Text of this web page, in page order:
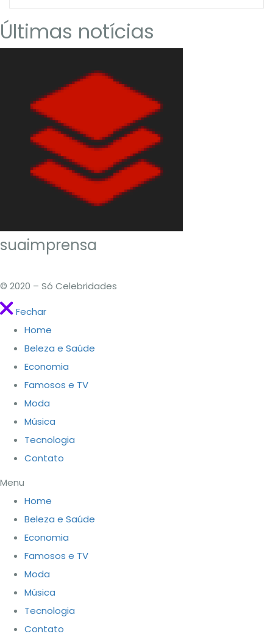
Últimas notícias
suaimprensa
© 2020 – Só Celebridades
Fechar
Home
Beleza e Saúde
Economia
Famosos e TV
Moda
Música
Tecnologia
Contato
Menu
Home
Beleza e Saúde
Economia
Famosos e TV
Moda
Música
Tecnologia
Contato